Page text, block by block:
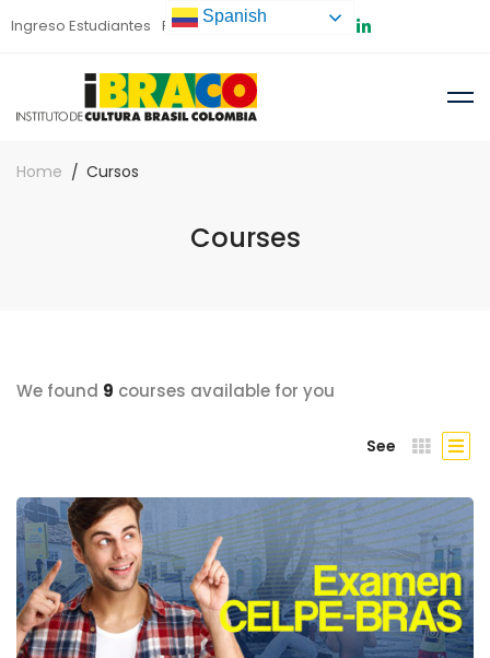
Ingreso Estudiantes Preinscripción
Home Cursos
Courses
We found 9 courses available for you
See
Spanish